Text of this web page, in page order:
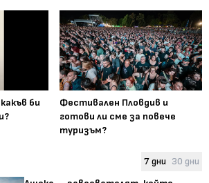
би
Фестивален Пловдив и
готови ли сме за повече
туризъм?
7 дни 30 дни